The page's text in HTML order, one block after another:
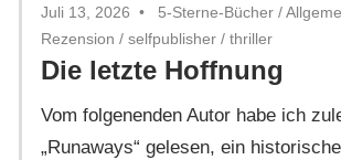
Juli 13, 2026 5-Sterne-Bücher /
Rezension / selfpublisher / thriller
Die letzte Hoffnung
Vom folgenenden Autor habe ich
„Runaways“ gelesen, ein